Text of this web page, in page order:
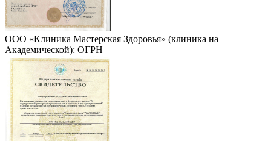
ООО «Клиника Мастерская Здоровья» (клиника на
Академической): ОГРН